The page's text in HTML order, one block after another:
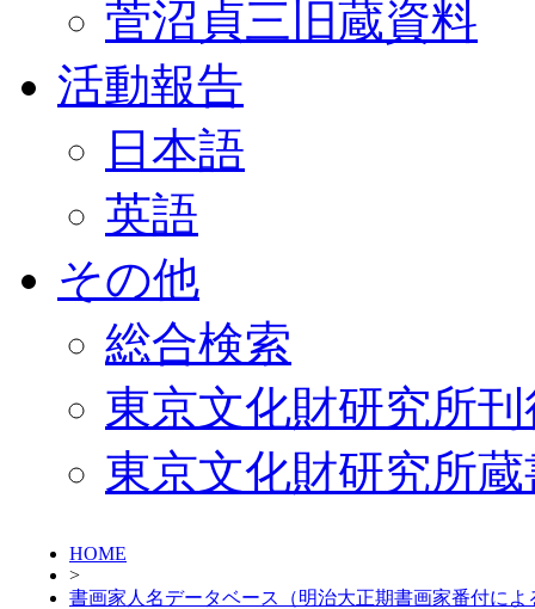
菅沼貞三旧蔵資料
活動報告
日本語
英語
その他
総合検索
東京文化財研究所
東京文化財研究所
HOME
>
書画家人名データベース（明治大正期書画家番付によ